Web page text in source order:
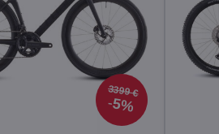
3399 €
5%